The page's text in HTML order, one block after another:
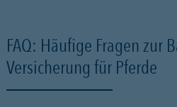
FAQ: Häufige Fragen zur
Versicherung für Pferde